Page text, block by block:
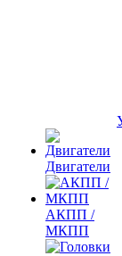
Двигатели
АКПП /
МКПП